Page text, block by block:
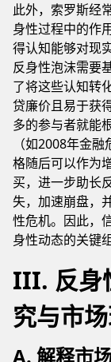
此外，索罗斯经
身性过程中的作
得认知能够对现
反身性泡沫需要
了将这些认知转
贷廉价且易于获
多的参与者就能
（如2008年金
格随后可以作为
买，进一步助长
失，加速崩盘，
性危机。因此，
身性动态的关键
III. 反身
究与市
A. 解释市